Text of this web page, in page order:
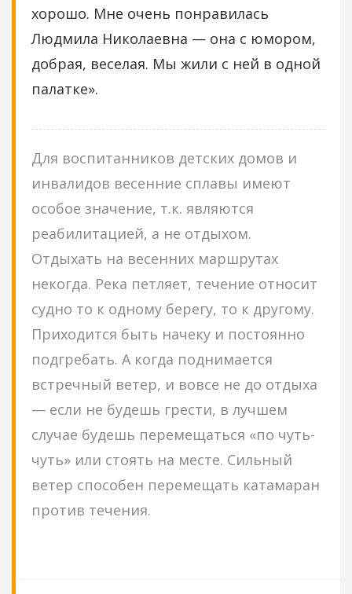
хорошо. Мне очень понравилась
Людмила Николаевна — она с юмором,
добрая, веселая. Мы жили с ней в одной
палатке».
Для воспитанников детских домов и
инвалидов весенние сплавы имеют
особое значение, т.к. являются
реабилитацией, а не отдыхом.
Отдыхать на весенних маршрутах
некогда. Река петляет, течение относит
судно то к одному берегу, то к другому.
Приходится быть начеку и постоянно
подгребать. А когда поднимается
встречный ветер, и вовсе не до отдыха
— если не будешь грести, в лучшем
случае будешь перемещаться «по чуть-
чуть» или стоять на месте. Сильный
ветер способен перемещать катамаран
против течения.